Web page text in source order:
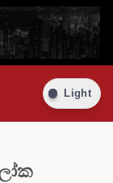
Light